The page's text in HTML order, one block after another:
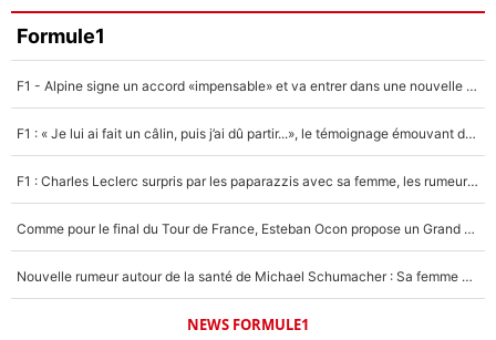
Faris Moumbagna
4%
Un autre joueur
5%
Formule1
F1 - Alpine signe un accord «impensable» et va entrer dans une nouvelle dimension : Grande nouvelle pour Pierre Gasly !
F1 : « Je lui ai fait un câlin, puis j’ai dû partir...», le témoignage émouvant de Max Verstappen sur sa fille
F1 : Charles Leclerc surpris par les paparazzis avec sa femme, les rumeurs étaient vraies !
Comme pour le final du Tour de France, Esteban Ocon propose un Grand Prix de Formule 1 à Paris : «Autour de l’Arc de Triomphe, ce serait génial» !
Nouvelle rumeur autour de la santé de Michael Schumacher : Sa femme Corinna sort du silence
NEWS FORMULE1